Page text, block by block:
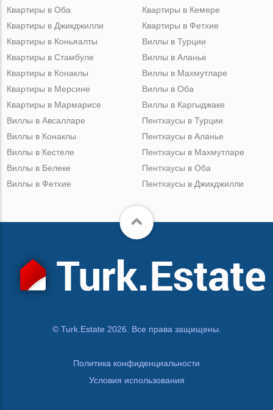
Квартиры в Оба
Квартиры в Джикджилли
Квартиры в Кемере
Квартиры в Фетхие
Квартиры в Коньяалты
Квартиры в Стамбуле
Квартиры в Конаклы
Квартиры в Мерсине
Квартиры в Мармарисе
Виллы в Турции
Виллы в Аланье
Виллы в Махмутларе
Виллы в Оба
Виллы в Каргыджаке
Виллы в Авсалларе
Виллы в Конаклы
Виллы в Кестеле
Виллы в Белеке
Виллы в Фетхие
Пентхаусы в Турции
Пентхаусы в Аланье
Пентхаусы в Махмутларе
Пентхаусы в Оба
Пентхаусы в Джикджилли
© Turk.Estate 2026. Все права защищены.
Политика конфиденциальности
Условия использования